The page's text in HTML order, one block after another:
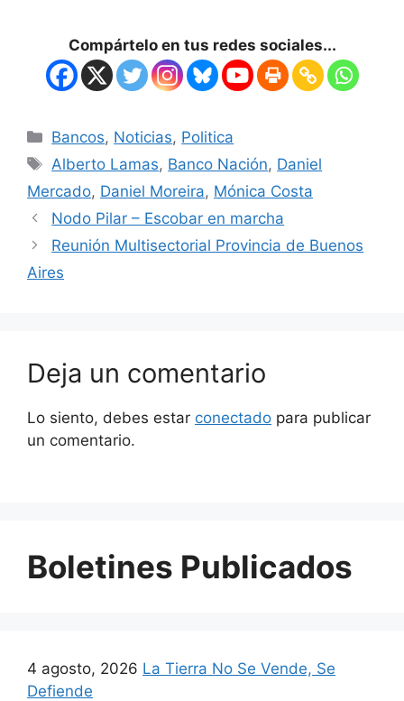
Compártelo en tus redes sociales...
Bancos, Noticias, Politica
Alberto Lamas, Banco Nación, Daniel
Mercado, Daniel Moreira, Mónica Costa
Nodo Pilar – Escobar en marcha
Reunión Multisectorial Provincia de Buenos
Aires
Deja un comentario
Lo siento, debes estar conectado para publicar
un comentario.
Boletines Publicados
4 agosto, 2026 La Tierra No Se Vende, Se
Defiende